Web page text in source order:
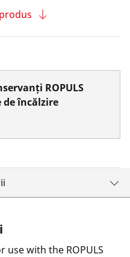
ROPULS
încălzire
use with the ROPULS